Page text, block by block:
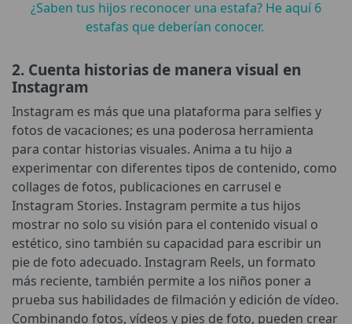
¿Saben tus hijos reconocer una estafa? He aquí 6
estafas que deberían conocer.
2. Cuenta historias de manera visual en
Instagram
Instagram es más que una plataforma para selfies y
fotos de vacaciones; es una poderosa herramienta
para contar historias visuales. Anima a tu hijo a
experimentar con diferentes tipos de contenido, como
collages de fotos, publicaciones en carrusel e
Instagram Stories. Instagram permite a tus hijos
mostrar no solo su visión para el contenido visual o
estético, sino también su capacidad para escribir un
pie de foto adecuado. Instagram Reels, un formato
más reciente, también permite a los niños poner a
prueba sus habilidades de filmación y edición de vídeo.
Combinando fotos, vídeos y pies de foto, pueden crear